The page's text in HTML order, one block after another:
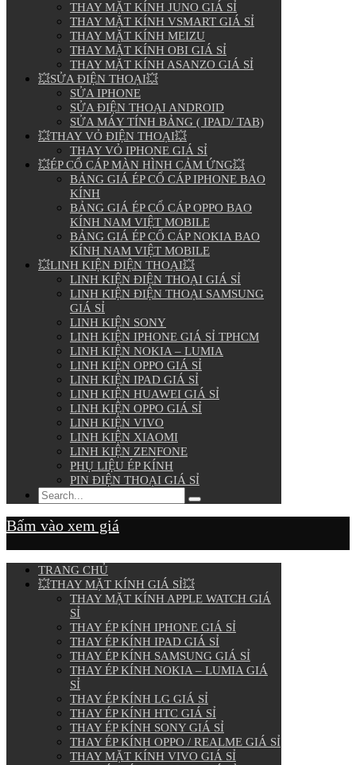
THAY MẶT KÍNH JUNO GIÁ SỈ
THAY MẶT KÍNH VSMART GIÁ SỈ
THAY MẶT KÍNH MEIZU
THAY MẶT KÍNH OBI GIÁ SỈ
THAY MẶT KÍNH ASANZO GIÁ SỈ
💥SỬA ĐIỆN THOẠI💥
SỬA IPHONE
SỬA ĐIỆN THOẠI ANDROID
SỬA MÁY TÍNH BẢNG ( IPAD/ TAB)
💥THAY VỎ ĐIỆN THOẠI💥
THAY VỎ IPHONE GIÁ SỈ
💥ÉP CỔ CÁP MÀN HÌNH CẢM ỨNG💥
BẢNG GIÁ ÉP CỔ CÁP IPHONE BAO
KÍNH
BẢNG GIÁ ÉP CỔ CÁP OPPO BAO
KÍNH NAM VIỆT MOBILE
BẢNG GIÁ ÉP CỔ CÁP NOKIA BAO
KÍNH NAM VIỆT MOBILE
💥LINH KIỆN ĐIỆN THOẠI💥
LINH KIỆN ĐIỆN THOẠI GIÁ SỈ
LINH KIỆN ĐIỆN THOẠI SAMSUNG
GIÁ SỈ
LINH KIỆN SONY
LINH KIỆN IPHONE GIÁ SỈ TPHCM
LINH KIỆN NOKIA – LUMIA
LINH KIỆN OPPO GIÁ SỈ
LINH KIỆN IPAD GIÁ SỈ
LINH KIỆN HUAWEI GIÁ SỈ
LINH KIỆN OPPO GIÁ SỈ
LINH KIỆN VIVO
LINH KIỆN XIAOMI
LINH KIỆN ZENFONE
PHỤ LIỆU ÉP KÍNH
PIN ĐIỆN THOẠI GIÁ SỈ
Bấm vào xem giá
TRANG CHỦ
💥THAY MẶT KÍNH GIÁ SỈ💥
THAY MẶT KÍNH APPLE WATCH GIÁ
SỈ
THAY ÉP KÍNH IPHONE GIÁ SỈ
THAY ÉP KÍNH IPAD GIÁ SỈ
THAY ÉP KÍNH SAMSUNG GIÁ SỈ
THAY ÉP KÍNH NOKIA – LUMIA GIÁ
SỈ
THAY ÉP KÍNH LG GIÁ SỈ
THAY ÉP KÍNH HTC GIÁ SỈ
THAY ÉP KÍNH SONY GIÁ SỈ
THAY ÉP KÍNH OPPO / REALME GIÁ SỈ
THAY MẶT KÍNH VIVO GIÁ SỈ